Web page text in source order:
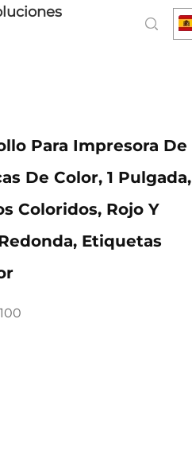
Para Impresora De
De Color, 1 Pulgada,
Coloridos, Rojo Y
Etiquetas
100